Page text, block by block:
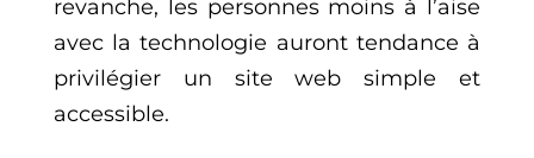
revanche, les personnes moins à l’aise
avec la technologie auront tendance à
privilégier un site web simple et
accessible.